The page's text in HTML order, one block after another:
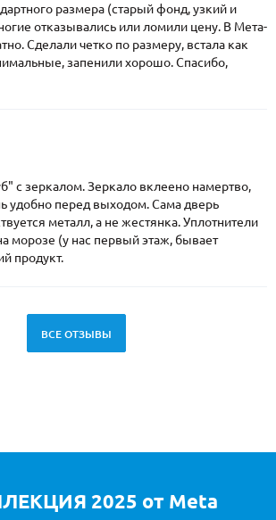
размера (старый фонд, узкий и
отказывались или ломили цену. В Мета-
Сделали четко по размеру, встала как
запенили хорошо. Спасибо,
с зеркалом. Зеркало вклеено намертво,
удобно перед выходом. Сама дверь
металл, а не жестянка. Уплотнители
морозе (у нас первый этаж, бывает
продукт.
ВСЕ ОТЗЫВЫ
2025 от Meta